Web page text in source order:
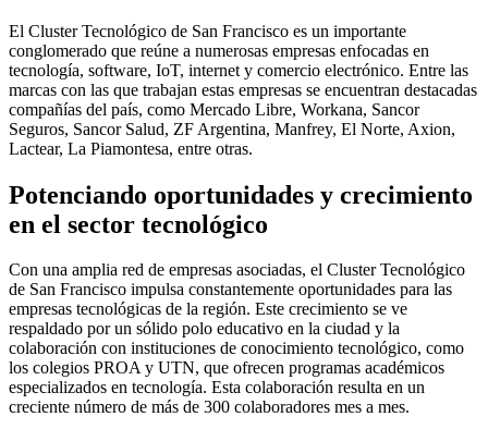
El Cluster Tecnológico de San Francisco es un importante
conglomerado que reúne a numerosas empresas enfocadas en
tecnología, software, IoT, internet y comercio electrónico. Entre las
marcas con las que trabajan estas empresas se encuentran destacadas
compañías del país, como Mercado Libre, Workana, Sancor
Seguros, Sancor Salud, ZF Argentina, Manfrey, El Norte, Axion,
Lactear, La Piamontesa, entre otras.
Potenciando oportunidades y crecimiento
en el sector tecnológico
Con una amplia red de empresas asociadas, el Cluster Tecnológico
de San Francisco impulsa constantemente oportunidades para las
empresas tecnológicas de la región. Este crecimiento se ve
respaldado por un sólido polo educativo en la ciudad y la
colaboración con instituciones de conocimiento tecnológico, como
los colegios PROA y UTN, que ofrecen programas académicos
especializados en tecnología. Esta colaboración resulta en un
creciente número de más de 300 colaboradores mes a mes.